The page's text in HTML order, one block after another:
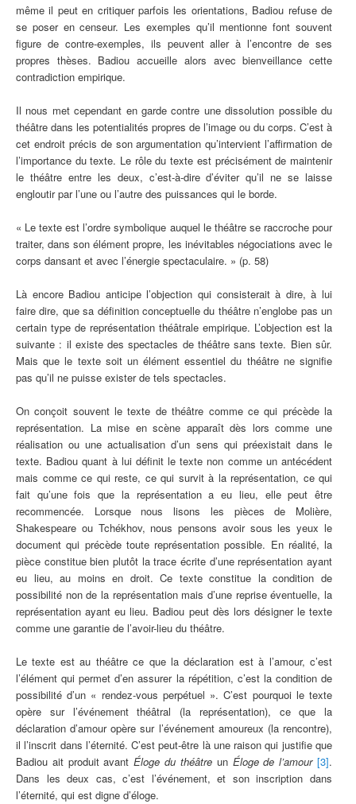
même il peut en critiquer parfois les orientations, Badiou refuse de
se poser en censeur. Les exemples qu’il mentionne font souvent
figure de contre-exemples, ils peuvent aller à l’encontre de ses
propres thèses. Badiou accueille alors avec bienveillance cette
contradiction empirique.
Il nous met cependant en garde contre une dissolution possible du
théâtre dans les potentialités propres de l’image ou du corps. C’est à
cet endroit précis de son argumentation qu’intervient l’affirmation de
l’importance du texte. Le rôle du texte est précisément de maintenir
le théâtre entre les deux, c’est-à-dire d’éviter qu’il ne se laisse
engloutir par l’une ou l’autre des puissances qui le borde.
« Le texte est l’ordre symbolique auquel le théâtre se raccroche pour
traiter, dans son élément propre, les inévitables négociations avec le
corps dansant et avec l’énergie spectaculaire. » (p. 58)
Là encore Badiou anticipe l’objection qui consisterait à dire, à lui
faire dire, que sa définition conceptuelle du théâtre n’englobe pas un
certain type de représentation théâtrale empirique. L’objection est la
suivante : il existe des spectacles de théâtre sans texte. Bien sûr.
Mais que le texte soit un élément essentiel du théâtre ne signifie
pas qu’il ne puisse exister de tels spectacles.
On conçoit souvent le texte de théâtre comme ce qui précède la
représentation. La mise en scène apparaît dès lors comme une
réalisation ou une actualisation d’un sens qui préexistait dans le
texte. Badiou quant à lui définit le texte non comme un antécédent
mais comme ce qui reste, ce qui survit à la représentation, ce qui
fait qu’une fois que la représentation a eu lieu, elle peut être
recommencée. Lorsque nous lisons les pièces de Molière,
Shakespeare ou Tchékhov, nous pensons avoir sous les yeux le
document qui précède toute représentation possible. En réalité, la
pièce constitue bien plutôt la trace écrite d’une représentation ayant
eu lieu, au moins en droit. Ce texte constitue la condition de
possibilité non de la représentation mais d’une reprise éventuelle, la
représentation ayant eu lieu. Badiou peut dès lors désigner le texte
comme une garantie de l’avoir-lieu du théâtre.
Le texte est au théâtre ce que la déclaration est à l’amour, c’est
l’élément qui permet d’en assurer la répétition, c’est la condition de
possibilité d’un « rendez-vous perpétuel ». C’est pourquoi le texte
opère sur l’événement théâtral (la représentation), ce que la
déclaration d’amour opère sur l’événement amoureux (la rencontre),
il l’inscrit dans l’éternité. C’est peut-être là une raison qui justifie que
Badiou ait produit avantÉloge du théâtre un Éloge de l’amour[3].
Dans les deux cas, c’est l’événement, et son inscription dans
l’éternité, qui est digne d’éloge.